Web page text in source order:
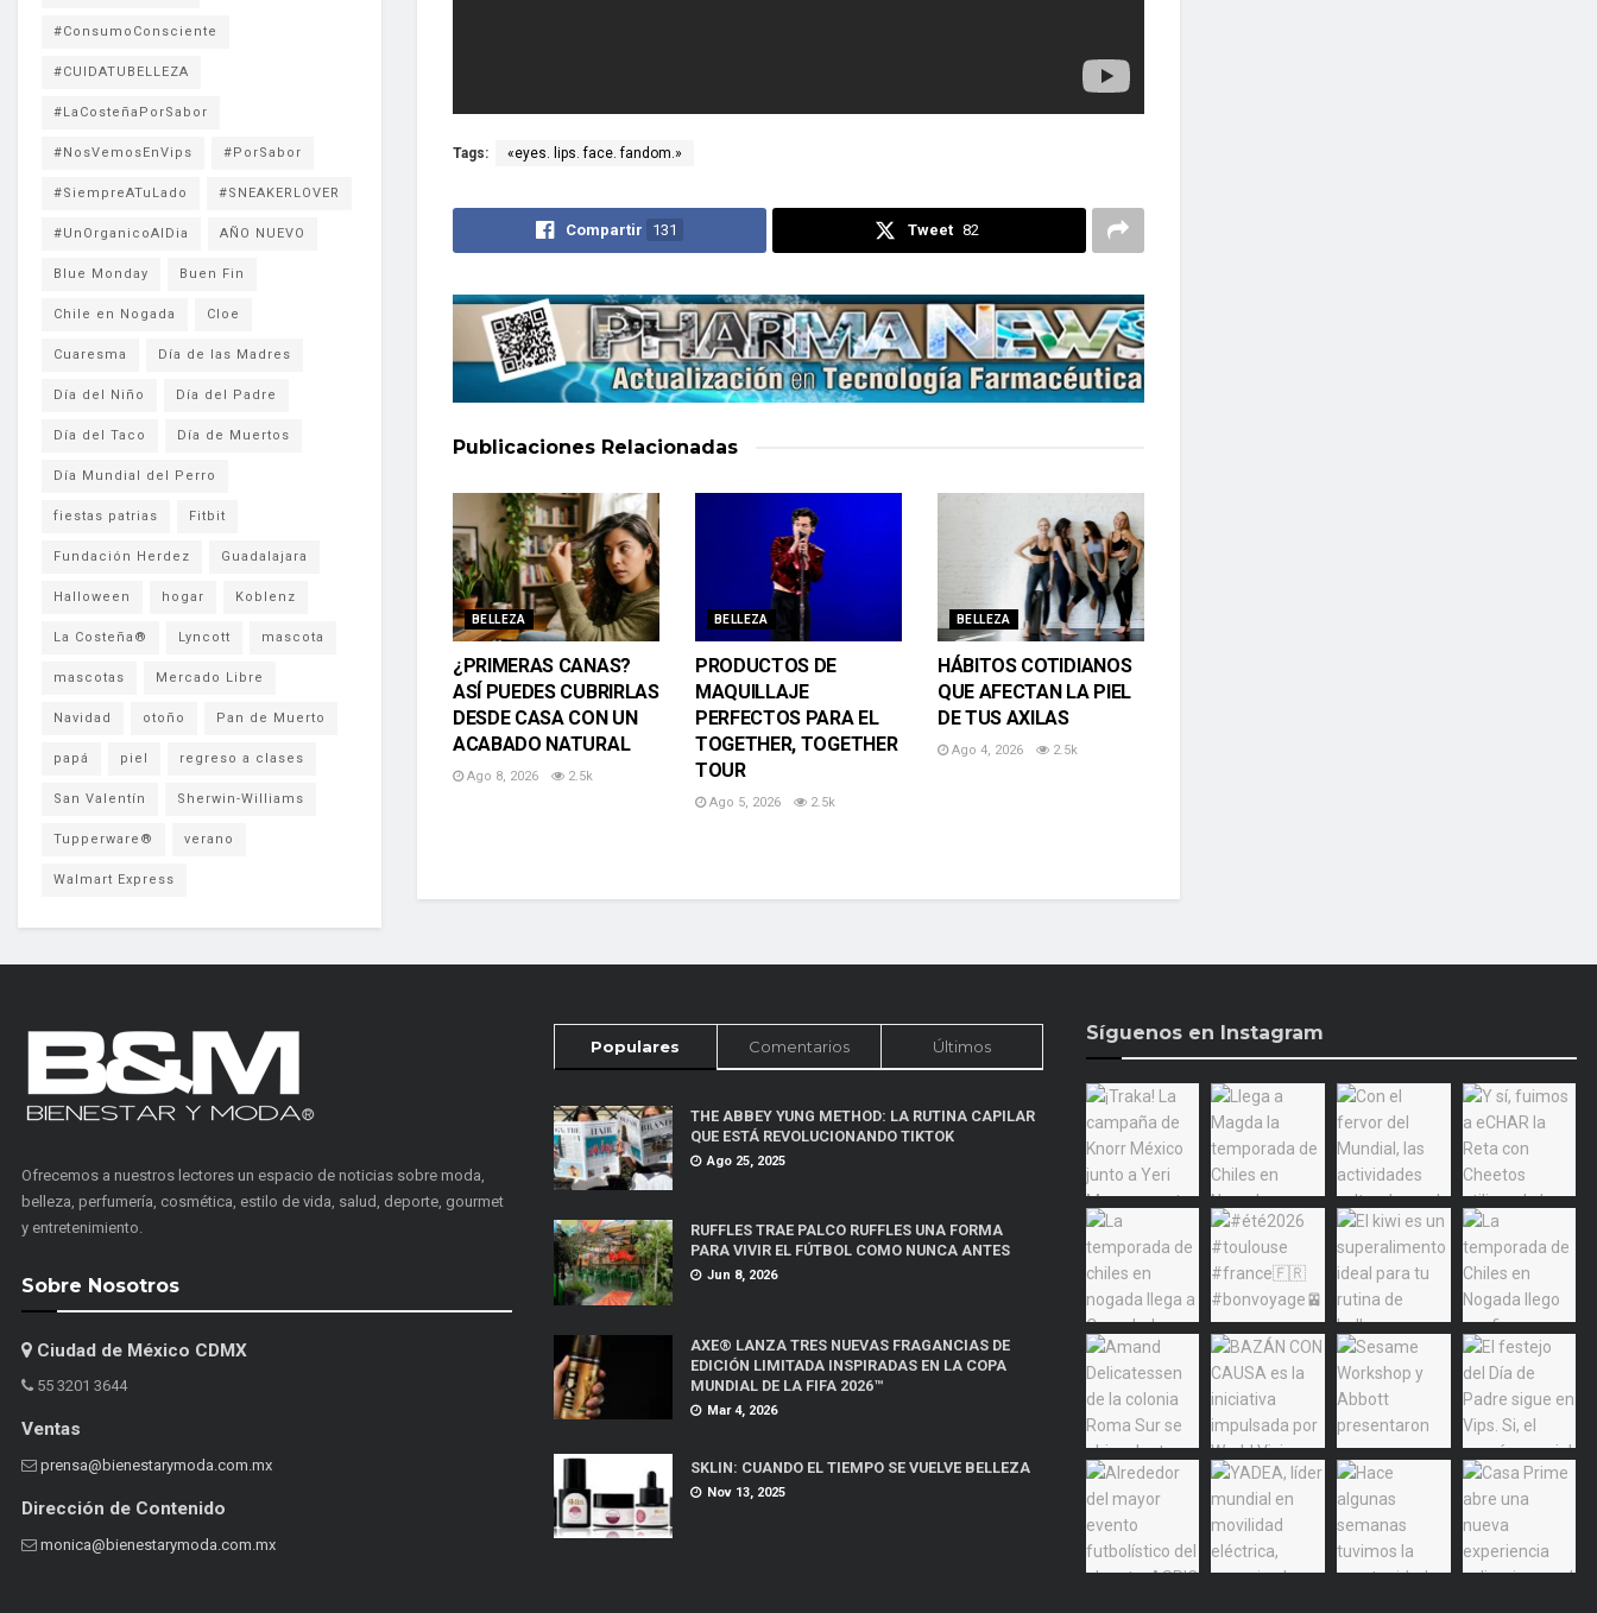
Tags: «eyes. lips. face. fandom.»
Compartir 131 Tweet 82
Publicaciones Relacionadas
BELLEZA
¿PRIMERAS CANAS?
ASÍ PUEDES CUBRIRLAS
DESDE CASA CON UN
ACABADO NATURAL
Ago 8, 2026 2.5k
BELLEZA
PRODUCTOS DE
MAQUILLAJE
PERFECTOS PARA EL
TOGETHER, TOGETHER
TOUR
Ago 5, 2026 2.5k
BELLEZA
HÁBITOS COTIDIANOS
QUE AFECTAN LA PIEL
DE TUS AXILAS
Ago 4, 2026 2.5k
#ConsumoConsciente
#CUIDATUBELLEZA
#LaCosteñaPorSabor
#NosVemosEnVips #PorSabor
#SiempreATuLado #SNEAKERLOVER
#UnOrganicoAlDia AÑO NUEVO
Blue Monday Buen Fin
Chile en Nogada Cloe
Cuaresma Día de las Madres
Día del Niño Día del Padre
Día del Taco Día de Muertos
Día Mundial del Perro
fiestas patrias Fitbit
Fundación Herdez Guadalajara
Halloween hogar Koblenz
La Costeña® Lyncott mascota
mascotas Mercado Libre
Navidad otoño Pan de Muerto
papá piel regreso a clases
San Valentín Sherwin-Williams
Tupperware® verano
Walmart Express
Ofrecemos a nuestros lectores un espacio de noticias sobre moda,
belleza, perfumería, cosmética, estilo de vida, salud, deporte, gourmet
y entretenimiento.
Sobre Nosotros
Ciudad de México CDMX
55 3201 3644
Ventas
prensa@bienestarymoda.com.mx
Dirección de Contenido
monica@bienestarymoda.com.mx
Populares Comentarios Últimos
THE ABBEY YUNG METHOD: LA RUTINA CAPILAR
QUE ESTÁ REVOLUCIONANDO TIKTOK
Ago 25, 2025
RUFFLES TRAE PALCO RUFFLES UNA FORMA
PARA VIVIR EL FÚTBOL COMO NUNCA ANTES
Jun 8, 2026
AXE® LANZA TRES NUEVAS FRAGANCIAS DE
EDICIÓN LIMITADA INSPIRADAS EN LA COPA
MUNDIAL DE LA FIFA 2026™
Mar 4, 2026
SKLIN: CUANDO EL TIEMPO SE VUELVE BELLEZA
Nov 13, 2025
Síguenos en Instagram